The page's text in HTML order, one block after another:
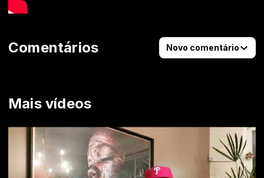
Mais vídeos
Comentários Novo comentário